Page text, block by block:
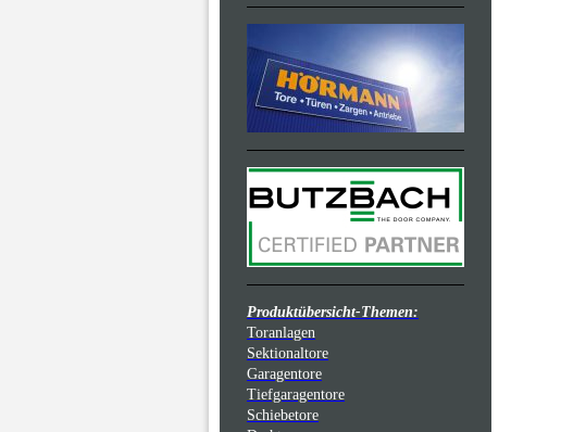
Produktübersicht-Themen:
Toranlagen
Sektionaltore
Garagentore
Tiefgaragentore
Schiebetore